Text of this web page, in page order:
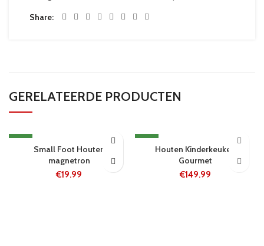
Share
GERELATEERDE PRODUCTEN
NEW
Small Foot Houten
magnetron
€19.99
NEW
Houten Kinderkeuken
Gourmet
€149.99